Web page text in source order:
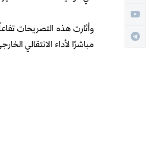
وأثارت هذه التصريحات
مباشرًا لأداء الانتقالي